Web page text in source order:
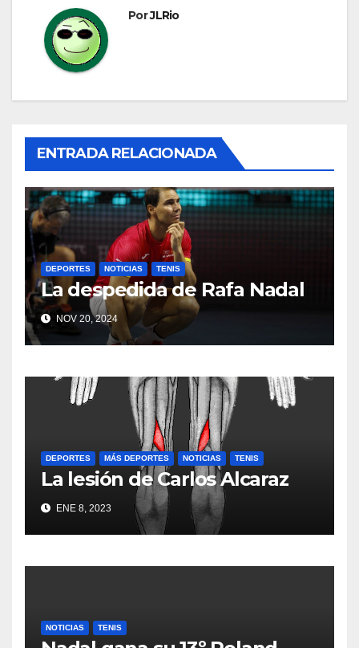
PorJLRio
ENTRADA RELACIONADA
DEPORTES NOTICIAS TENIS
La despedida de Rafa Nadal
NOV 20, 2024
DEPORTES MÁS DEPORTES NOTICIAS TENIS
La lesión de Carlos Alcaraz
ENE 8, 2023
NOTICIAS TENIS